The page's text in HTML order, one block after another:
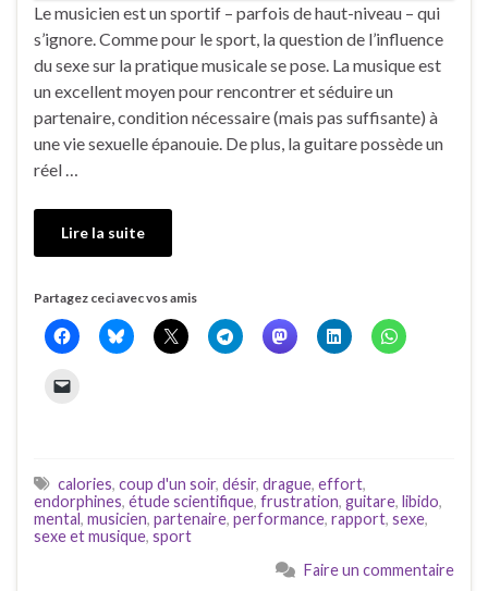
Le musicien est un sportif – parfois de haut-niveau – qui
s’ignore. Comme pour le sport, la question de l’influence
du sexe sur la pratique musicale se pose. La musique est
un excellent moyen pour rencontrer et séduire un
partenaire, condition nécessaire (mais pas suffisante) à
une vie sexuelle épanouie. De plus, la guitare possède un
réel …
Lire la suite
Partagez ceci avec vos amis
calories, coup d'un soir, désir, drague, effort,
endorphines, étude scientifique, frustration, guitare, libido,
mental, musicien, partenaire, performance, rapport, sexe,
sexe et musique, sport
Faire un commentaire